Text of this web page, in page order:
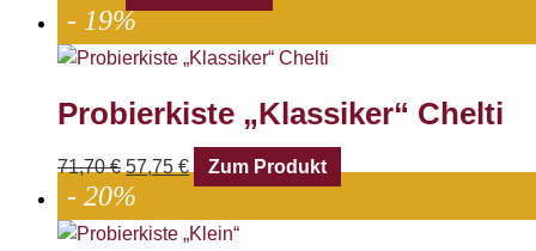
- 19%
Probierkiste „Klassiker“ Chelti
71,70€ 57,75 € Zum Produkt
- 20%